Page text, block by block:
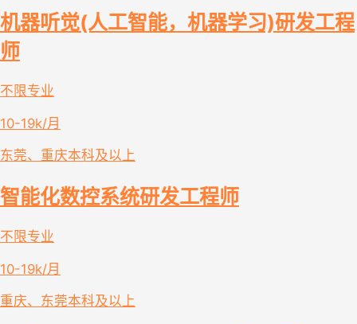
机器听觉(人工智能，机器学习)研发工程
师
不限专业
10-19k/月
东莞、重庆本科及以上
智能化数控系统研发工程师
不限专业
10-19k/月
重庆、东莞本科及以上